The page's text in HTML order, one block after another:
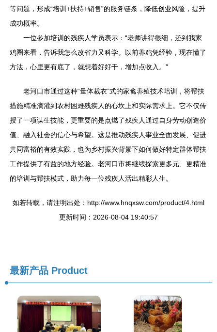
等问题，形成“培训+扶持+销售”的服务链条，降低创业风险，提升
成功概率。
一位参加培训的残疾人学员表示：“老师讲得很细，还到我家
鸡圈来看，告诉我怎么改省力又科学。以前养鸡凭经验，现在懂了
方法，心里更有底了，就想着好好干，增加点收入。”
老河口市通过这种“量体裁衣”式的家禽养殖技术培训，将帮扶
措施精准滴灌到农村困难残疾人的心坎上和实际需求上。它不仅传
授了一项谋生技能，更重要的是点燃了残疾人通过自身劳动创造价
值、融入社会的信心与希望。这是推动残疾人事业全面发展、促进
共同富裕的有效实践，也为乡村振兴背景下如何做好特定群体帮扶
工作提供了有益的地方经验。老河口市将继续探索更多元、更精准
的培训与帮扶模式，助力每一位残疾人活出精彩人生。
如若转载，请注明出处：http://www.hnqxsw.com/product/4.html
更新时间：2026-08-04 19:40:57
最新产品 Product